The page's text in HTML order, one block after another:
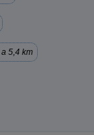
a 5,4 km